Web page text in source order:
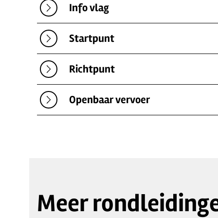
Info vlag
Startpunt
Richtpunt
Openbaar vervoer
Meer